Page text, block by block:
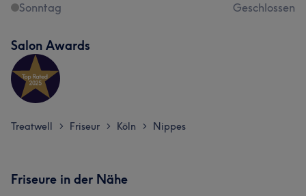
Sonntag
Geschlossen
Salon Awards
Treatwell > Friseur > Köln > Nippes
Friseure in der Nähe